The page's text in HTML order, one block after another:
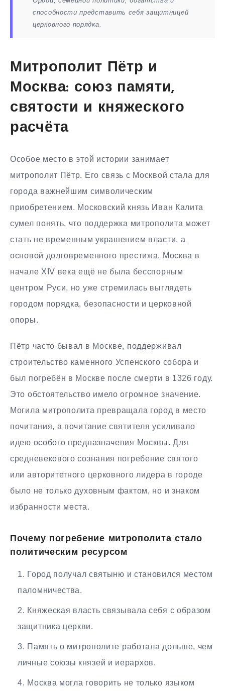
способности представить себя защитницей
церковного порядка.
Митрополит Пётр и
Москва: союз памяти,
святости и княжеского
расчёта
Особое место в этой истории занимает
митрополит Пётр. Его связь с Москвой стала для
города важнейшим символическим
приобретением. Московский князь Иван Калита
сумел понять, что поддержка митрополита может
стать не временным украшением власти, а
основой долговременного престижа. Москва в
начале XIV века ещё не была бесспорным
центром Руси, но уже стремилась выглядеть
городом порядка, безопасности и церковной
опоры.
Пётр часто бывал в Москве, поддерживал
строительство каменного Успенского собора и
был погребён в Москве после смерти в 1326 году.
Это обстоятельство имело огромное значение.
Могила митрополита превращала город в место
почитания, а почитание святителя усиливало
идею особого предназначения Москвы. Для
средневекового сознания погребение святого
или авторитетного церковного лидера в городе
было не только духовным фактом, но и знаком
избранности места.
Почему погребение митрополита стало
политическим ресурсом
Город получал святыню и становился местом
паломничества.
Княжеская власть связывала себя с образом
защитника церкви.
Память о митрополите работала дольше, чем
личные союзы князей и иерархов.
Москва могла говорить не только языком